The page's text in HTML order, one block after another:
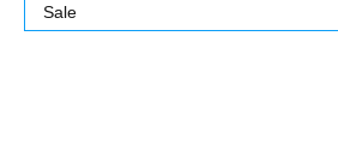
Sale